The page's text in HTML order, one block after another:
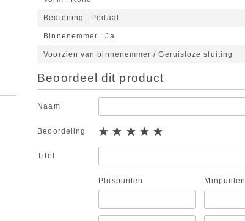
Bediening Pedaal
Binnenemmer Ja
Voorzien van binnenemmer / Geruisloze sluiting
Beoordeel dit product
Naam
Beoordeling
Titel
Pluspunten Minpunten